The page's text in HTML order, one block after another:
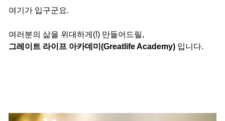
여기가 입구군요.
여러분의 삶을 위대하게(!) 만들어드릴,
그레이트 라이프 아카데미(Greatlife Academy)입니다.